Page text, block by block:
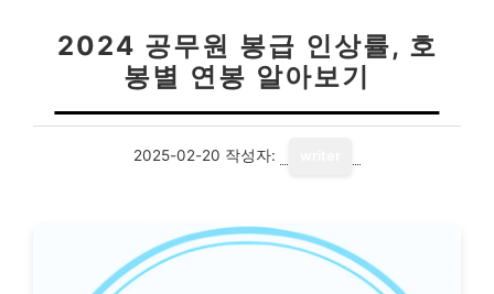
2024 공무원 봉급 인상률, 호
봉별 연봉 알아보기
2025-02-20 작성자: